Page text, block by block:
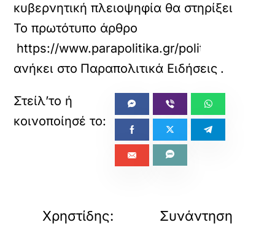
κυβερνητική πλειοψηφία θα στηρίξει
Το πρωτότυπο άρθρο
https://www.parapolitika.gr/politiki/article/
ανήκει στο Παραπολιτικά Ειδήσεις .
Χρηστίδης:
Συνάντηση